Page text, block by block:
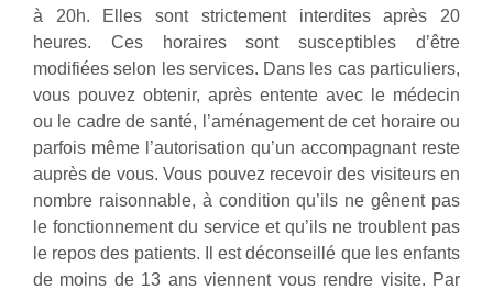
à 20h. Elles sont strictement interdites après 20
heures. Ces horaires sont susceptibles d’être
modifiées selon les services. Dans les cas particuliers,
vous pouvez obtenir, après entente avec le médecin
ou le cadre de santé, l’aménagement de cet horaire ou
parfois même l’autorisation qu’un accompagnant reste
auprès de vous. Vous pouvez recevoir des visiteurs en
nombre raisonnable, à condition qu’ils ne gênent pas
le fonctionnement du service et qu’ils ne troublent pas
le repos des patients. Il est déconseillé que les enfants
de moins de 13 ans viennent vous rendre visite. Par